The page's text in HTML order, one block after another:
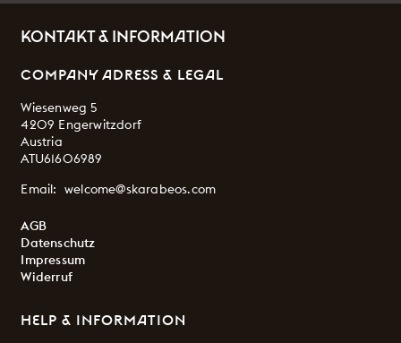
KONTAKT & INFORMATION
COMPANY ADRESS & LEGAL
Wiesenweg 5
4209 Engerwitzdorf
Austria
ATU61606989
Email: welcome@skarabeos.com
AGB
Datenschutz
Impressum
Widerruf
HELP & INFORMATION